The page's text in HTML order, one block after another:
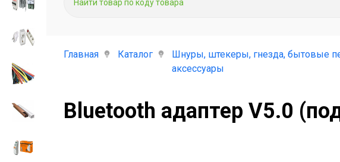
Главная Каталог
Шнуры, штекеры, гнезда, бытовые
аксессуары
Bluetooth адаптер V5.0